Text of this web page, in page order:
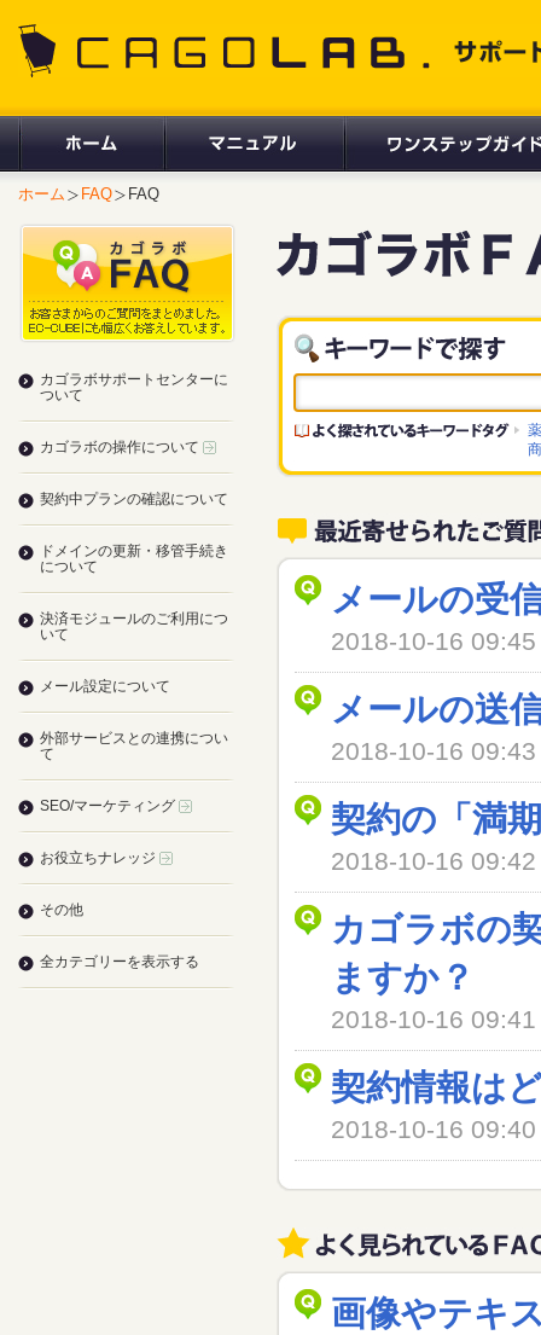
ホーム FAQ FAQ
メールの受
2018-10-16
メールの送
2018-10-16
契約の「満
2018-10-16
カゴラボの
ますか？
2018-10-16
契約情報は
2018-10-16
画像やテキ
カゴラボサポートセンターに
ついて
カゴラボの操作について
契約中プランの確認について
ドメインの更新・移管手続き
について
決済モジュールのご利用につ
いて
メール設定について
外部サービスとの連携につい
て
SEO/マーケティング
お役立ちナレッジ
その他
全カテゴリーを表示する